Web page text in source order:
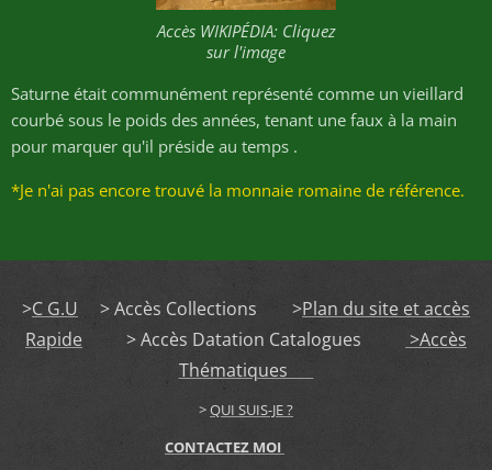
Accès WIKIPÉDIA: Cliquez
sur l'image
Saturne était communément représenté comme un vieillard
courbé sous le poids des années, tenant une faux à la main
pour marquer qu'il préside au temps .
*Je n'ai pas encore trouvé la monnaie romaine de référence.
>C G.U > Accès Collections >Plan du site et accès
Rapide > Accès Datation Catalogues
>Accès
Thématiques
>QUI SUIS-JE ?
CONTACTEZ MOI